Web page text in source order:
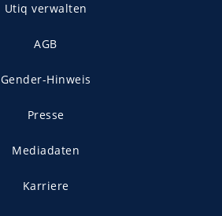
Utiq verwalten
AGB
Gender-Hinweis
Presse
Mediadaten
Karriere